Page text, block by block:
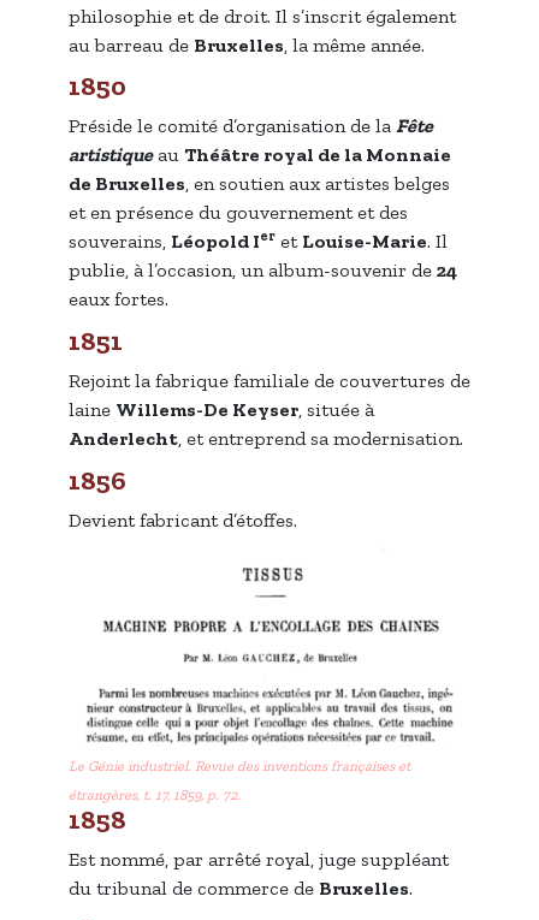
philosophie et de droit. Il s’inscrit également
au barreau de Bruxelles , la même année.
1850
Préside le comité d’organisation de la Fête
artistiqueau Théâtre royal de la Monnaie
de Bruxelles, en soutien aux artistes belges
et en présence du gouvernement et des
souverains, Léopold Ieret Louise-Marie. Il
publie, à l’occasion, un album-souvenir de 24
eaux fortes.
1851
Rejoint la fabrique familiale de couvertures de
laine Willems-De Keyser, située à
Anderlecht, et entreprend sa modernisation.
1856
Devient fabricant d’étoffes.
Le Génie industriel. Revue des inventions françaises et
étrangères, t. 17, 1859, p. 72.
1858
Est nommé, par arrêté royal, juge suppléant
du tribunal de commerce de Bruxelles.